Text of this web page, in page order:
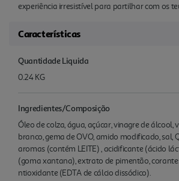
experiência irresistível para partilhar com os
Características
Quantidade Liquida
0.24 KG
Ingredientes/Composição
Óleo de colza, água, açúcar, vinagre de álcool,
branco, gema de OVO, amido modificado, sal,
aromas (contém LEITE) , acidificante (ácido
(goma xantana), extrato de pimentão,
ntioxidante (EDTA de cálcio dissódico).